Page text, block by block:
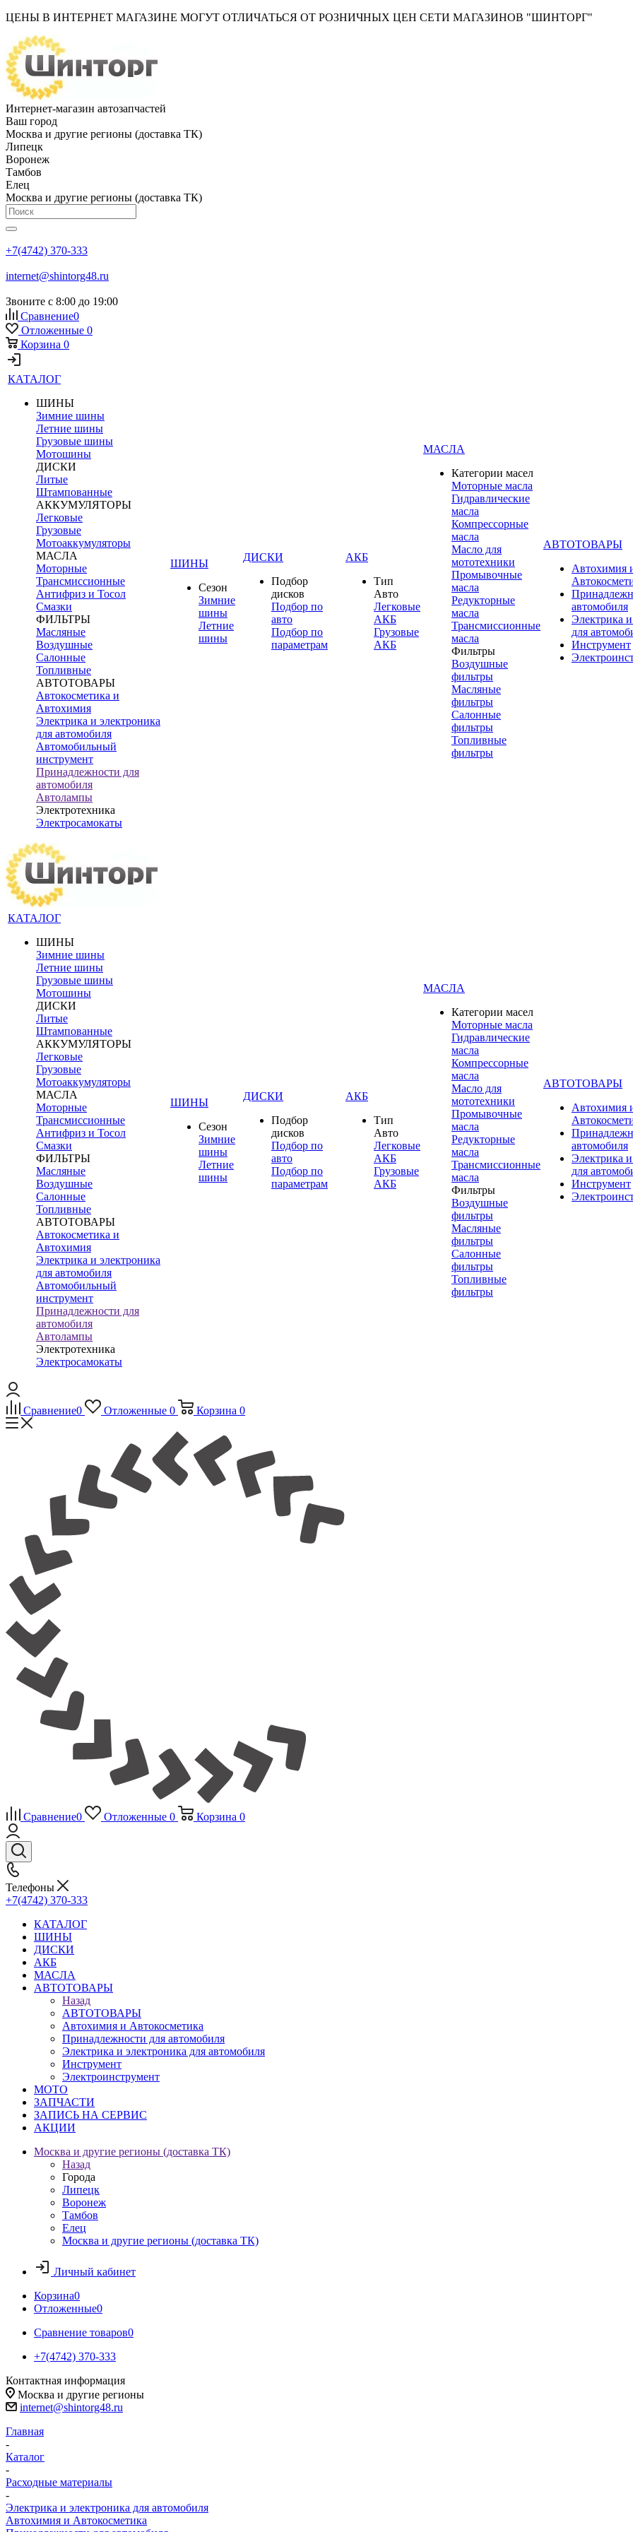
ЦЕНЫ В ИНТЕРНЕТ МАГАЗИНЕ МОГУТ ОТЛИЧАТЬСЯ ОТ РОЗНИЧНЫХ ЦЕН СЕТИ МАГАЗИНОВ "ШИНТОРГ"
Интернет-магазин автозапчастей
Ваш город
Москва и другие регионы (доставка ТК)
Липецк
Воронеж
Тамбов
Елец
Москва и другие регионы (доставка ТК)
+7(4742) 370-333
internet@shintorg48.ru
Звоните с 8:00 до 19:00
Сравнение0
Отложенные 0
Корзина 0
КАТАЛОГ
ШИНЫ
Зимние шины
Летние шины
Грузовые шины
Мотошины
ДИСКИ
Литые
Штампованные
АККУМУЛЯТОРЫ
Легковые
Грузовые
Мотоаккумуляторы
МАСЛА
Моторные
Трансмиссионные
Антифриз и Тосол
Смазки
ФИЛЬТРЫ
Масляные
Воздушные
Салонные
Топливные
АВТОТОВАРЫ
Автокосметика и
Автохимия
Электрика и электроника
для автомобиля
Автомобильный
инструмент
Принадлежности для
автомобиля
Автолампы
Электротехника
Электросамокаты
ШИНЫ
Сезон
Зимние
шины
Летние
шины
ДИСКИ
Подбор
дисков
Подбор по
авто
Подбор по
параметрам
АКБ
Тип
Авто
Легковые
АКБ
Грузовые
АКБ
МАСЛА
Категории масел
Моторные масла
Гидравлические
масла
Компрессорные
масла
Масло для
мототехники
Промывочные
масла
Редукторные
масла
Трансмиссионные
масла
Фильтры
Воздушные
фильтры
Масляные
фильтры
Салонные
фильтры
Топливные
фильтры
АВТОТОВАРЫ
Автохимия
автомобиля
Электрика
для
Инструмент
КАТАЛОГ
ШИНЫ
Зимние шины
Летние шины
Грузовые шины
Мотошины
ДИСКИ
Литые
Штампованные
АККУМУЛЯТОРЫ
Легковые
Грузовые
Мотоаккумуляторы
МАСЛА
Моторные
Трансмиссионные
Антифриз и Тосол
Смазки
ФИЛЬТРЫ
Масляные
Воздушные
Салонные
Топливные
АВТОТОВАРЫ
Автокосметика и
Автохимия
Электрика и электроника
для автомобиля
Автомобильный
инструмент
Принадлежности для
автомобиля
Автолампы
Электротехника
Электросамокаты
ШИНЫ
Сезон
Зимние
шины
Летние
шины
ДИСКИ
Подбор
дисков
Подбор по
авто
Подбор по
параметрам
АКБ
Тип
Авто
Легковые
АКБ
Грузовые
АКБ
МАСЛА
Категории масел
Моторные масла
Гидравлические
масла
Компрессорные
масла
Масло для
мототехники
Промывочные
масла
Редукторные
масла
Трансмиссионные
масла
Фильтры
Воздушные
фильтры
Масляные
фильтры
Салонные
фильтры
Топливные
фильтры
АВТОТОВАРЫ
Автохимия
автомобиля
Электрика
для
Инструмент
Сравнение0 Отложенные 0 Корзина 0
Сравнение0 Отложенные 0 Корзина 0
Телефоны
+7(4742) 370-333
КАТАЛОГ
ШИНЫ
ДИСКИ
АКБ
МАСЛА
АВТОТОВАРЫ
Назад
АВТОТОВАРЫ
Автохимия и Автокосметика
Принадлежности для автомобиля
Электрика и электроника для автомобиля
Инструмент
Электроинструмент
МОТО
ЗАПЧАСТИ
ЗАПИСЬ НА СЕРВИС
АКЦИИ
Москва и другие регионы (доставка ТК)
Назад
Города
Липецк
Воронеж
Тамбов
Елец
Москва и другие регионы (доставка ТК)
Личный кабинет
Корзина0
Отложенные0
Сравнение товаров0
+7(4742) 370-333
Контактная информация
Москва и другие регионы
internet@shintorg48.ru
Главная
-
Каталог
-
Расходные материалы
-
Электрика и электроника для автомобиля
Автохимия и Автокосметика